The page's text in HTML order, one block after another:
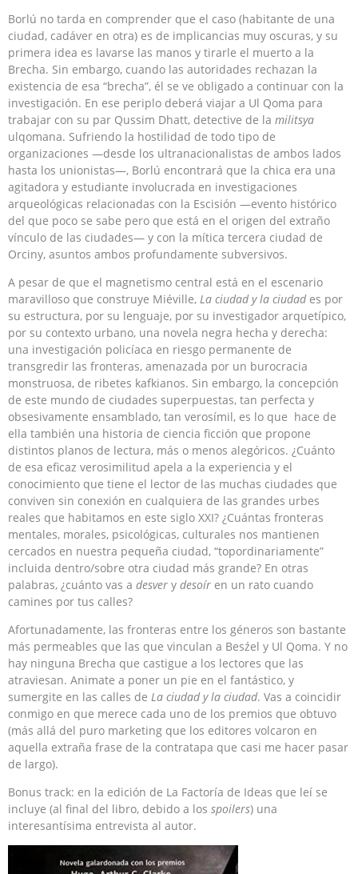
Borlú no tarda en comprender que el caso (habitante de una
ciudad, cadáver en otra) es de implicancias muy oscuras, y su
primera idea es lavarse las manos y tirarle el muerto a la
Brecha. Sin embargo, cuando las autoridades rechazan la
existencia de esa “brecha”, él se ve obligado a continuar con la
investigación. En ese periplo deberá viajar a Ul Qoma para
trabajar con su par Qussim Dhatt, detective de la militsya
ulqomana. Sufriendo la hostilidad de todo tipo de
organizaciones —desde los ultranacionalistas de ambos lados
hasta los unionistas—, Borlú encontrará que la chica era una
agitadora y estudiante involucrada en investigaciones
arqueológicas relacionadas con la Escisión —evento histórico
del que poco se sabe pero que está en el origen del extraño
vínculo de las ciudades— y con la mítica tercera ciudad de
Orciny, asuntos ambos profundamente subversivos.
A pesar de que el magnetismo central está en el escenario
maravilloso que construye Miéville, La ciudad y la ciudad es por
su estructura, por su lenguaje, por su investigador arquetípico,
por su contexto urbano, una novela negra hecha y derecha:
una investigación policíaca en riesgo permanente de
transgredir las fronteras, amenazada por un burocracia
monstruosa, de ribetes kafkianos. Sin embargo, la concepción
de este mundo de ciudades superpuestas, tan perfecta y
obsesivamente ensamblado, tan verosímil, es lo que hace de
ella también una historia de ciencia ficción que propone
distintos planos de lectura, más o menos alegóricos. ¿Cuánto
de esa eficaz verosimilitud apela a la experiencia y el
conocimiento que tiene el lector de las muchas ciudades que
conviven sin conexión en cualquiera de las grandes urbes
reales que habitamos en este siglo XXI? ¿Cuántas fronteras
mentales, morales, psicológicas, culturales nos mantienen
cercados en nuestra pequeña ciudad, “topordinariamente”
incluida dentro/sobre otra ciudad más grande? En otras
palabras, ¿cuánto vas a desver y desoír en un rato cuando
camines por tus calles?
Afortunadamente, las fronteras entre los géneros son bastante
más permeables que las que vinculan a Besźel y Ul Qoma. Y no
hay ninguna Brecha que castigue a los lectores que las
atraviesan. Animate a poner un pie en el fantástico, y
sumergite en las calles de La ciudad y la ciudad. Vas a coincidir
conmigo en que merece cada uno de los premios que obtuvo
(más allá del puro marketing que los editores volcaron en
aquella extraña frase de la contratapa que casi me hacer pasar
de largo).
Bonus track: en la edición de La Factoría de Ideas que leí se
incluye (al final del libro, debido a los spoilers) una
interesantísima entrevista al autor.